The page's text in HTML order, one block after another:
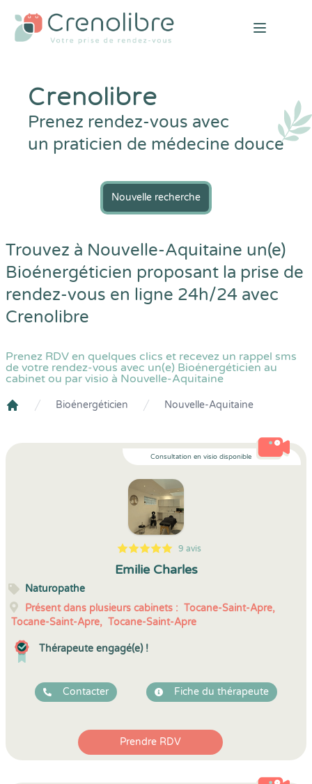
Open
Crenolibre
Prenez rendez-vous avec
un praticien de médecine douce
Nouvelle recherche
Trouvez à Nouvelle-Aquitaine un(e)
Bioénergéticien proposant la prise de
rendez-vous en ligne 24h/24 avec
Crenolibre
Prenez RDV en quelques clics et recevez un rappel sms
de votre rendez-vous avec un(e) Bioénergéticien au
cabinet ou par visio à Nouvelle-Aquitaine
Bioénergéticien Nouvelle-Aquitaine
Consultation en visio disponible
5
1
5
9 9 avis
Emilie Charles
Naturopathe
Présent dans plusieurs cabinets : Tocane-Saint-Apre,
Tocane-Saint-Apre, Tocane-Saint-Apre
Thérapeute engagé(e) !
Contacter Fiche du thérapeute
Prendre RDV